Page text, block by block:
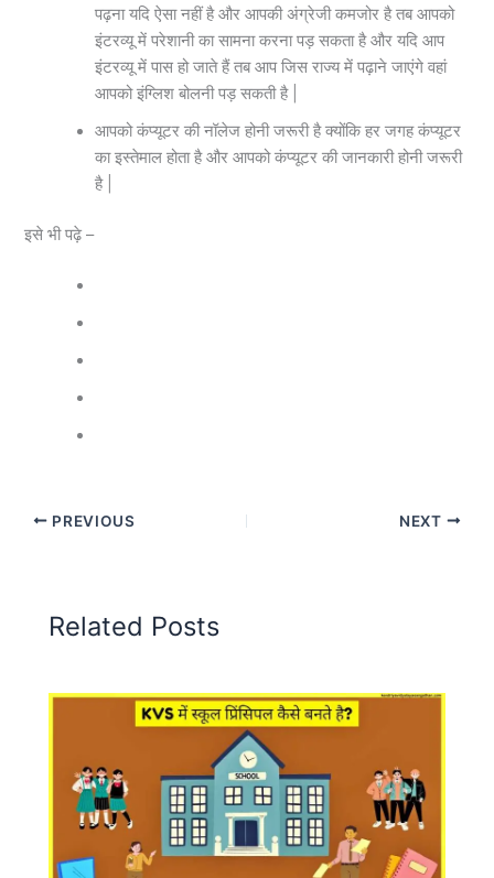
पढ़ना यदि ऐसा नहीं है और आपकी अंग्रेजी कमजोर है तब आपको
इंटरव्यू में परेशानी का सामना करना पड़ सकता है और यदि आप
इंटरव्यू में पास हो जाते हैं तब आप जिस राज्य में पढ़ाने जाएंगे वहां
आपको इंग्लिश बोलनी पड़ सकती है |
आपको कंप्यूटर की नॉलेज होनी जरूरी है क्योंकि हर जगह कंप्यूटर
का इस्तेमाल होता है और आपको कंप्यूटर की जानकारी होनी जरूरी
है |
इसे भी पढ़े –
PREVIOUS NEXT
Related Posts